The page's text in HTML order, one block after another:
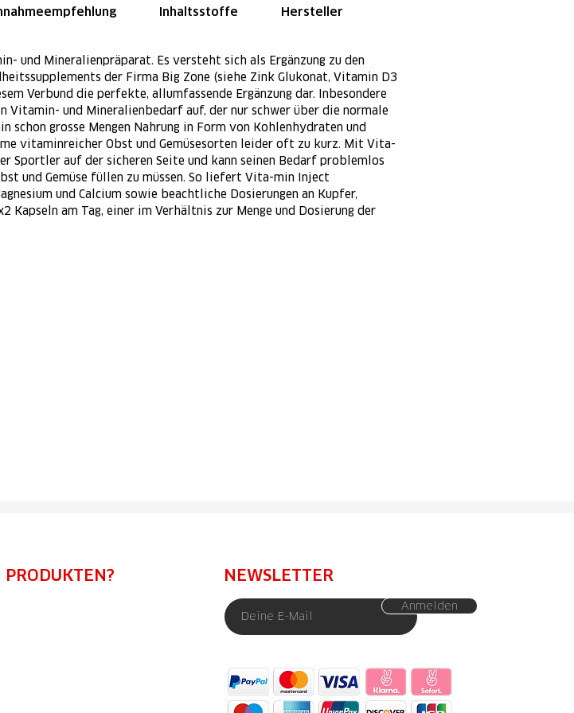
Inhaltsstoffe Hersteller
und Mineralienpräparat. Es versteht sich als Ergänzung zu den
der Firma Big Zone (siehe Zink Glukonat, Vitamin D3
Verbund die perfekte, allumfassende Ergänzung dar. Inbesondere
und Mineralienbedarf auf, der nur schwer über die normale
schon grosse Mengen Nahrung in Form von Kohlenhydraten und
vitaminreicher Obst und Gemüsesorten leider oft zu kurz. Mit Vita-
Sportler auf der sicheren Seite und kann seinen Bedarf problemlos
und Gemüse füllen zu müssen. So liefert Vita-min Inject
und Calcium sowie beachtliche Dosierungen an Kupfer,
Kapseln am Tag, einer im Verhältnis zur Menge und Dosierung der
PRODUKTEN? NEWSLETTER
Anmelden